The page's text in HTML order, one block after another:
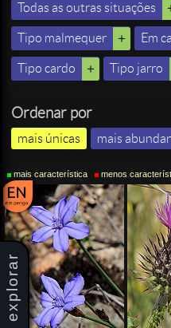
explorar
Todas as outras situações
Tipo malmequer Em
Tipo cardo Tipo jarro
Ordenar por
mais únicas mais
mais característica menos